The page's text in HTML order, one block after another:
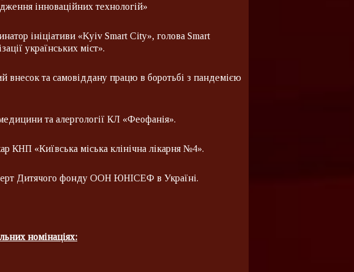
інноваційних технологій»
ініціативи «Kyiv Smart City», голова Smart
українських міст».
внесок та самовіддану працю в боротьбі з пандемією
та алергології КЛ «Феофанія».
КНП «Київська міська клінічна лікарня №4».
Дитячого фонду ООН ЮНІСЕФ в Україні.
номінаціях: